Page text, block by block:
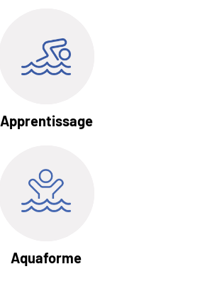
Apprentissage
Aquaforme